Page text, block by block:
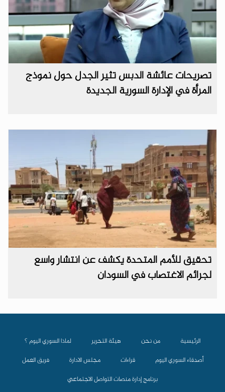
تصريحات عائشة الدبس تثير الجدل حول نموذج
المرأة في الإدارة السورية الجديدة
تحقيق للأمم المتحدة يكشف عن انتشار واسع
لجرائم الاغتصاب في السودان
الرئيسية من نحن هيئة التحرير
لماذا السوري اليوم ؟
أصدقاء السوري اليوم
قراءات مجلس الادارة
فريق العمل
برنامج إدارة منصات التواصل الاجتماعي